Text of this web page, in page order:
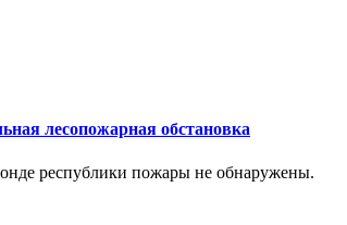
лесопожарная обстановка
республики пожары не обнаружены.